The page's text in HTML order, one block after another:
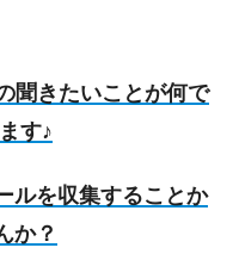
聞きたいことが何で
す♪
ルを収集することか
か？